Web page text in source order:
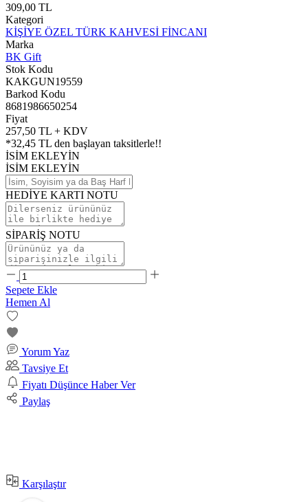
309,00 TL
Kategori
KİŞİYE ÖZEL TÜRK KAHVESİ FİNCANI
Marka
BK Gift
Stok Kodu
KAKGUN19559
Barkod Kodu
8681986650254
Fiyat
257,50 TL + KDV
*32,45 TL den başlayan taksitlerle!!
İSİM EKLEYİN
İSİM EKLEYİN
HEDİYE KARTI NOTU
SİPARİŞ NOTU
Sepete Ekle
Hemen Al
Yorum Yaz
Tavsiye Et
Fiyatı Düşünce Haber Ver
Paylaş
Karşılaştır